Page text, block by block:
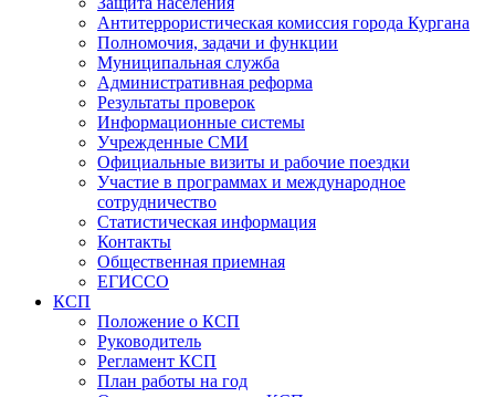
Антитеррористическая комиссия города Кургана
Полномочия, задачи и функции
Муниципальная служба
Административная реформа
Результаты проверок
Информационные системы
Учрежденные СМИ
Официальные визиты и рабочие поездки
Участие в программах и международное
сотрудничество
Статистическая информация
Контакты
Общественная приемная
ЕГИССО
КСП
Положение о КСП
Руководитель
Регламент КСП
План работы на год